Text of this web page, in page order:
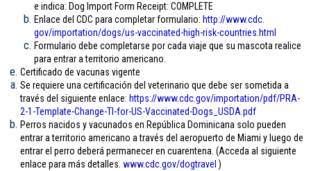
e indica: Dog Import Form Receipt: COMPLETE
Enlace del CDC para completar formulario: http://www.cdc.
gov/importation/dogs/us-vaccinated-high-risk-countries.html
Formulario debe completarse por cada viaje que su mascota realice
para entrar a territorio americano.
Certificado de vacunas vigente
Se requiere una certificación del veterinario que debe ser sometida a
través del siguiente enlace: https://www.cdc.gov/importation/pdf/PRA-
2-1-Template-Change-TI-for-US-Vaccinated-Dogs_USDA.pdf
Perros nacidos y vacunados en República Dominicana solo pueden
entrar a territorio americano a través del aeropuerto de Miami y luego de
entrar el perro deberá permanecer en cuarentena. (Acceda al siguiente
enlace para más detalles. www.cdc.gov/dogtravel )